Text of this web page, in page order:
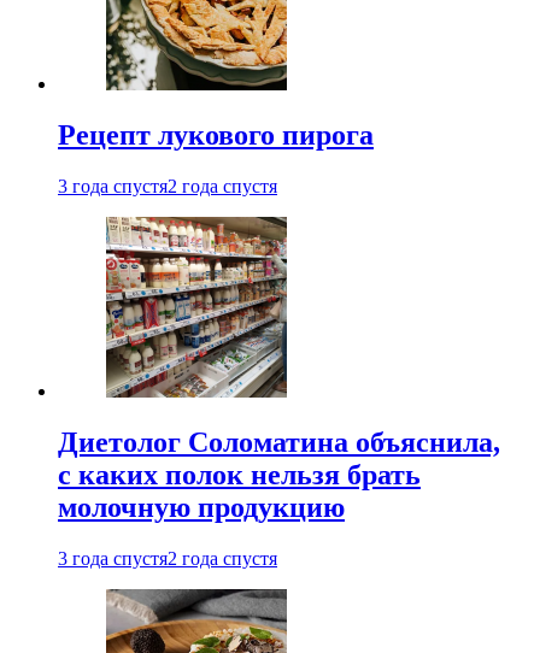
Рецепт лукового пирога
3 года спустя2 года спустя
Диетолог Соломатина объяснила,
с каких полок нельзя брать
молочную продукцию
3 года спустя2 года спустя